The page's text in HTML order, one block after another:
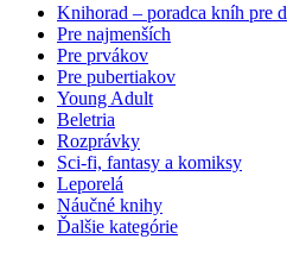
Knihorad – poradca kníh pre
Pre najmenších
Pre prvákov
Pre pubertiakov
Young Adult
Beletria
Rozprávky
Sci-fi, fantasy a komiksy
Leporelá
Náučné knihy
Ďalšie kategórie